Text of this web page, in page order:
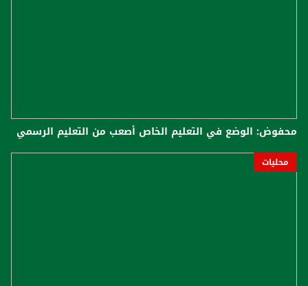
محفوض: الوضع في التعليم الخاص أصعب من التعليم الرسمي
محليات